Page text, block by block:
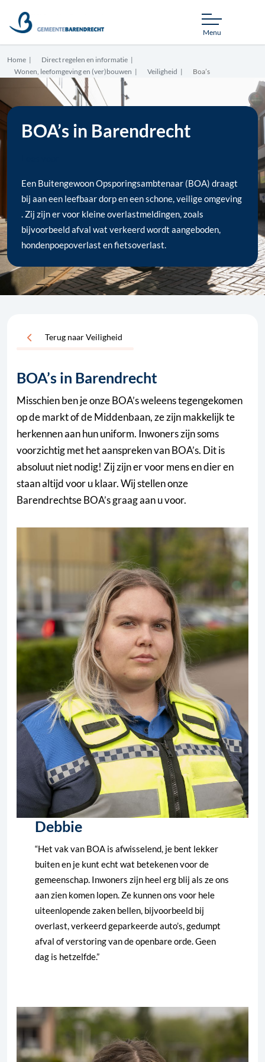
Menu
Home
Direct regelen en informatie
Wonen, leefomgeving en (ver)bouwen
Veiligheid Boa’s
BOA’s in Barendrecht
Een Buitengewoon Opsporingsambtenaar (BOA) draagt
bij aan een leefbaar dorp en een schone, veilige omgeving
. Zij zijn er voor kleine overlastmeldingen, zoals
bijvoorbeeld afval wat verkeerd wordt aangeboden,
hondenpoepoverlast en fietsoverlast.
Terug naar Veiligheid
BOA’s in Barendrecht
Misschien ben je onze BOA’s weleens tegengekomen
op de markt of de Middenbaan, ze zijn makkelijk te
herkennen aan hun uniform. Inwoners zijn soms
voorzichtig met het aanspreken van BOA’s. Dit is
absoluut niet nodig! Zij zijn er voor mens en dier en
staan altijd voor u klaar. Wij stellen onze
Barendrechtse BOA’s graag aan u voor.
Debbie
“Het vak van BOA is afwisselend, je bent lekker
buiten en je kunt echt wat betekenen voor de
gemeenschap. Inwoners zijn heel erg blij als ze ons
aan zien komen lopen. Ze kunnen ons voor hele
uiteenlopende zaken bellen, bijvoorbeeld bij
overlast, verkeerd geparkeerde auto’s, gedumpt
afval of verstoring van de openbare orde. Geen
dag is hetzelfde.”